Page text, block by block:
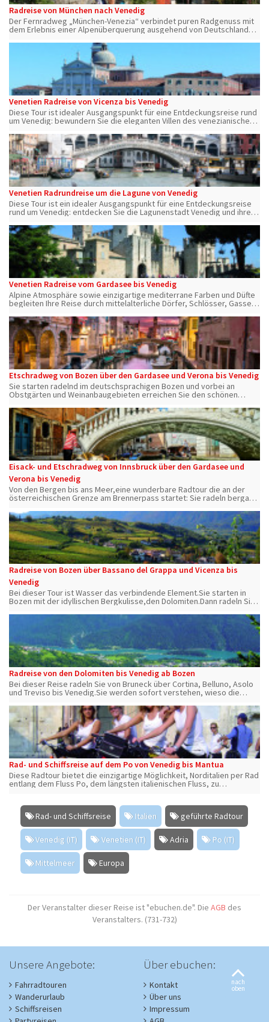
Radreise von München nach Venedig
Der Fernradweg „München-Venezia“ verbindet puren Radgenuss mit
dem Erlebnis einer Alpenüberquerung ausgehend von Deutschland
Venetien Radreise von Vicenza bis Venedig
Diese Tour ist idealer Ausgangspunkt für eine Entdeckungsreise rund
um Venedig: bewundern Sie die eleganten Villen des venezianischen
und Venedig.
Venetien Radrundreise um die Lagune von Venedig
Diese Tour ist ein idealer Ausgangspunkt für eine Entdeckungsreise
rund um Venedig: entdecken Sie die Lagunenstadt Venedig und ihren
Venetien Radreise vom Gardasee bis Venedig
Alpine Atmosphäre sowie einzigartige mediterrane Farben und Düfte
begleiten Ihre Reise durch mittelalterliche Dörfer, Schlösser, Gassen
Padua.
Etschradweg von Bozen über den Gardasee und Verona bis Venedig
Sie starten radelnd im deutschsprachigen Bozen und vorbei an
Obstgärten und Weinanbaugebieten erreichen Sie den schönen
die Adria nach Venedig.
Eisack- und Etschradweg von Innsbruck über den Gardasee und
Verona bis Venedig
Von den Bergen bis ans Meer,eine wunderbare Radtour die an der
österreichischen Grenze am Brennerpass startet: Sie radeln bergab
Verona bis Venedig
Radreise von Bozen über Bassano del Grappa und Vicenza bis
Venedig
Bei dieser Tour ist Wasser das verbindende Element.Sie starten in
Bozen mit der idyllischen Bergkulisse,den Dolomiten.Dann radeln Sie
Venedig erreichen
Radreise von den Dolomiten bis Venedig ab Bozen
Bei dieser Reise radeln Sie von Bruneck über Cortina, Belluno, Asolo
und Treviso bis Venedig.Sie werden sofort verstehen, wieso die
Rad- und Schiffsreise auf dem Po von Venedig bis Mantua
Diese Radtour bietet die einzigartige Möglichkeit, Norditalien per Rad
entlang dem Fluss Po, dem längsten italienischen Fluss, zu
Rad- und Schiffsreise Italien geführte Radtour
Venedig (IT) Venetien (IT) Adria Po (IT)
Mittelmeer Europa
Der Veranstalter dieser Reise ist "ebuchen.de". Die AGB des
Veranstalters. (731-732)
nach
oben
Unsere Angebote:
Fahrradtouren
Wanderurlaub
Schiffsreisen
Über ebuchen:
Kontakt
Über uns
Impressum